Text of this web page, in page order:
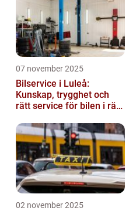
07 november 2025
Bilservice i Luleå:
Kunskap, trygghet och
rätt service för bilen i rätt
02 november 2025